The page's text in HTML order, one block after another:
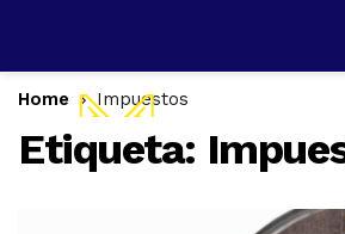
Home Impuestos
Etiqueta: